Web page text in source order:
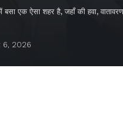
बसा एक ऐसा शहर है, जहाँ की हवा,
6, 2026